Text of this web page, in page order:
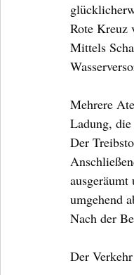
Rote Kreuz
Mittels
Mehrere
Ladung,
Der
umgehend
Nach der
Der